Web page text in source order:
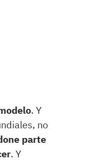
. Y
no
parte
. Y